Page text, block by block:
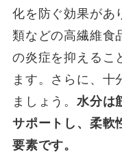
化を防ぐ効果があ
類などの高繊維食
の炎症を抑えるこ
ます。さらに、十
ましょう。 水分は
サポートし、柔軟
要素です。